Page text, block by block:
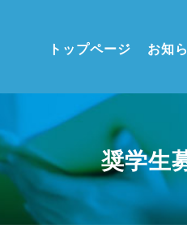
トップページ お知
奨学生